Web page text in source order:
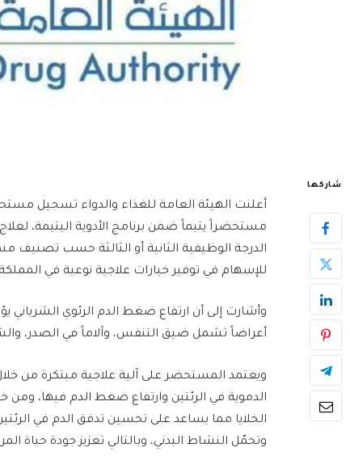
شاركها
أعلنت الهيئة العامة للغذاء والدواء تسجيل
مستحضراً يتيماً ضمن برنامج الأدوية اليتيمة،
للإسهام في توفير خيارات علاجية نوعية في
وأشارت إلى أن ارتفاع ضغط الدم الرئوي الشرياني
أعراضاً تشمل ضيق التنفس، وآلاماً في الصدر،
ويعتمد المستحضر على آلية علاجية مبتكرة من
الدموية في الرئتين وارتفاع ضغط الدم فيها،
الخلايا مما يساعد على تحسين تدفق الدم في
وتحمّل النشاط البدني، وبالتالي تعزيز جودة حياة